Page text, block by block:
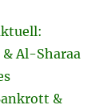
& Al-Sharaa
&